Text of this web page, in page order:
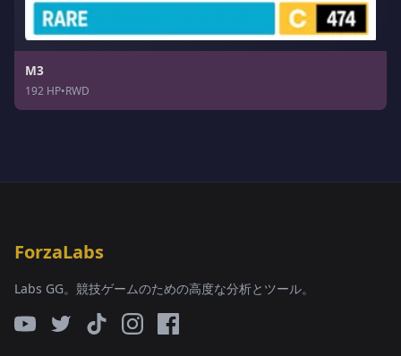
M3
192 HP•RWD
ForzaLabs
Labs GG。競技ゲームのための高度な分析とツール。